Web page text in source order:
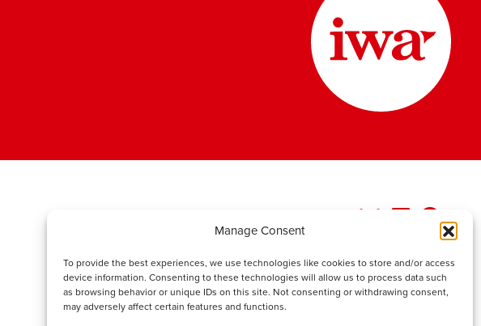
Manage Consent
To provide the best experiences, we use technologies like cookies to store and/or access
device information. Consenting to these technologies will allow us to process data such
as browsing behavior or unique IDs on this site. Not consenting or withdrawing consent,
may adversely affect certain features and functions.